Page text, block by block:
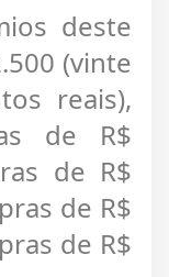
deste
(vinte
reais),
de R$
de R$
de R$
de R$